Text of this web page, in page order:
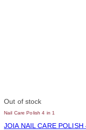
Out of stock
Nail Care Polish 4 in 1
JOIA NAIL CARE